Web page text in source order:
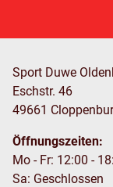
Sport Duwe
Eschstr. 46
49661
Öffnungszeiten:
Mo - Fr: 12:00 -
Sa: Geschlossen